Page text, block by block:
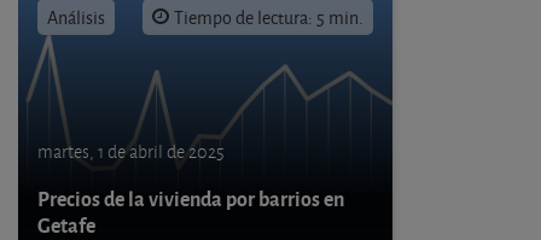
Análisis Tiempo de lectura: 5 min.
martes, 1 de abril de 2025
Precios de la vivienda por barrios en
Getafe